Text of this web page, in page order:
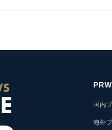
国内
海外